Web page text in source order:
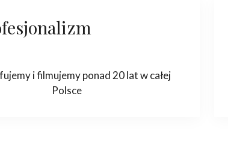
i filmujemy ponad 20 lat w całej
Polsce